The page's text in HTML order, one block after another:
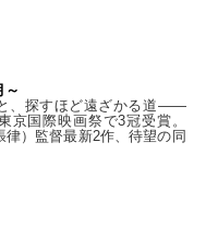
、探すほど遠ざかる道——
京国際映画祭で3冠受賞。
律）監督最新2作、待望の同